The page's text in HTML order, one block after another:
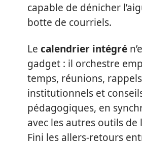
capable de dénicher
botte de courriels.
Le calendrier intégré
gadget : il orchestre
temps, réunions, rappels
institutionnels et
pédagogiques, en
avec les autres outils de
Fini les allers-retours